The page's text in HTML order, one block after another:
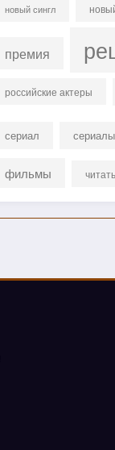
новый сингл
премия
российские актеры
сериал сериалы
фильмы читать